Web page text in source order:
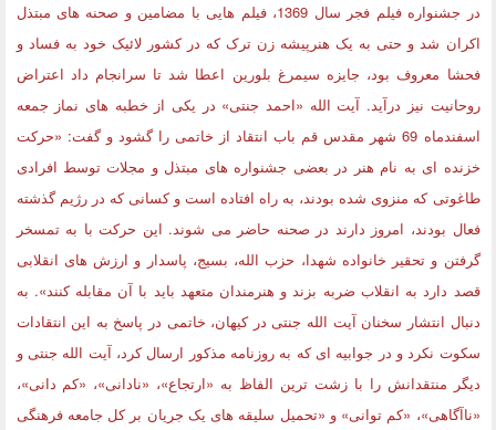
در جشنواره فیلم فجر سال 1369، فیلم هایی با مضامین و صحنه های مبتذل
اکران شد و حتی به یک هنرپیشه زن ترک که در کشور لائیک خود به فساد و
فحشا معروف بود، جایزه سیمرغ بلورین اعطا شد تا سرانجام داد اعتراض
روحانیت نیز درآید. آیت الله «احمد جنتی» در یکی از خطبه های نماز جمعه
اسفندماه 69 شهر مقدس قم باب انتقاد از خاتمی را گشود و گفت: «حرکت
خزنده ای به نام هنر در بعضی جشنواره های مبتذل و مجلات توسط افرادی
طاغوتی که منزوی شده بودند، به راه افتاده است و کسانی که در رژیم گذشته
فعال بودند، امروز دارند در صحنه حاضر می شوند. این حرکت با به تمسخر
گرفتن و تحقیر خانواده شهدا، حزب الله، بسیج، پاسدار و ارزش های انقلابی
قصد دارد به انقلاب ضربه بزند و هنرمندان متعهد باید با آن مقابله کنند». به
دنبال انتشار سخنان آیت الله جنتی در کیهان، خاتمی در پاسخ به این انتقادات
سکوت نکرد و در جوابیه ای که به روزنامه مذکور ارسال کرد، آیت الله جنتی و
دیگر منتقدانش را با زشت ترین الفاظ به «ارتجاع»، «نادانی»، «کم دانی»،
«ناآگاهی»، «کم توانی» و «تحمیل سلیقه های یک جریان بر کل جامعه فرهنگی